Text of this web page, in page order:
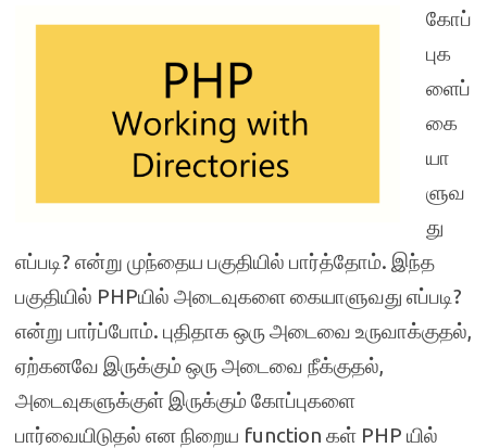
கோப்
புக
ளைப்
கை
யா
ளுவ
து
எப்படி? என்று முந்தைய பகுதியில் பார்த்தோம். இந்த
பகுதியில் PHPயில் அடைவுகளை கையாளுவது எப்படி?
என்று பார்ப்போம். புதிதாக ஒரு அடைவை உருவாக்குதல்,
ஏற்கனவே இருக்கும் ஒரு அடைவை நீக்குதல்,
அடைவுகளுக்குள் இருக்கும் கோப்புகளை
பார்வையிடுதல் என நிறைய function கள் PHP யில்